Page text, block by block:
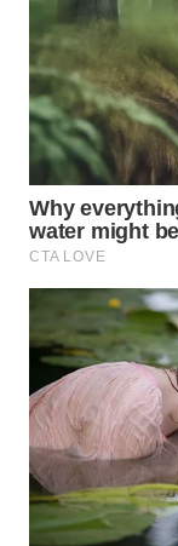
WN
PRIANGAN
TIMUR
WN
SEMARANG
WN
SOLO
WN
BOROBUDUR
WN
MADURA
WN
SURABAYA